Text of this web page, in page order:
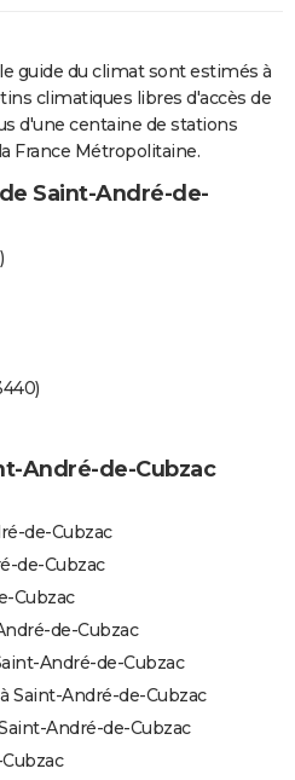
guide du climat sont estimés à
climatiques libres d'accès de
d'une centaine de stations
France Métropolitaine.
Saint-André-de-
André-de-Cubzac
de-Cubzac
de-Cubzac
Cubzac
de-Cubzac
André-de-Cubzac
Saint-André-de-Cubzac
André-de-Cubzac